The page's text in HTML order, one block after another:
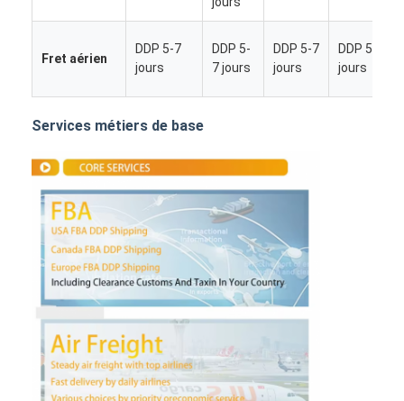
Aperçu
A propos de nous
Visite d'usine
Contrôle de la qualité
Contact
Causez Maintenant
Fret aérien
DDP 5-7
jours
DDP 5-
7 jours
DDP 5-7
jours
DDP 5-7
jours
Services métiers de base